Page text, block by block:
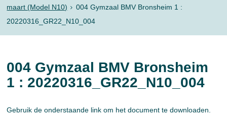
maart (Model N10)
004 Gymzaal BMV Bronsheim 1 :
20220316_GR22_N10_004
004 Gymzaal BMV Bronsheim
1 : 20220316_GR22_N10_004
Gebruik de onderstaande link om het document te downloaden.